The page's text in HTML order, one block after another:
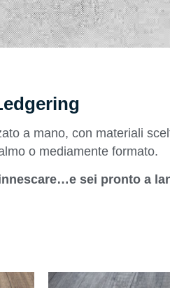
a mano, con materiali
o mediamente formato.
sei pronto a